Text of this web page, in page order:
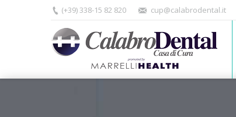
(+39) 338-15 82 820 cup@calabrodental.it